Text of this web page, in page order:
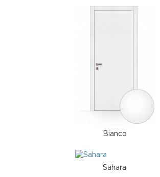
Bianco
Sahara